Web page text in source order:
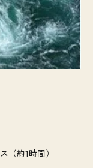
（約1時間）